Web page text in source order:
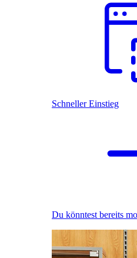
Schneller Einstieg
Du könntest bereits